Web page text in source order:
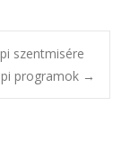
szentmisére
programok →